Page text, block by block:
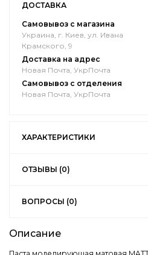
ДОСТАВКА
Самовывоз с магазина
Украина, г. Киев, ул. Ивана
Крамского, 9
Доставка на адрес
Новая Почта, УкрПочта
Самовывоз с отделения
Новая Почта, УкрПочта
ХАРАКТЕРИСТИКИ
ОТЗЫВЫ (0)
ВОПРОСЫ (0)
Описание